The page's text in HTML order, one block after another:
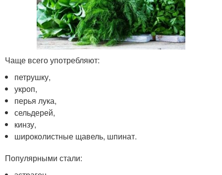
Чаще всего употребляют:
петрушку,
укроп,
перья лука,
сельдерей,
кинзу,
широколистные щавель, шпинат.
Популярными стали: